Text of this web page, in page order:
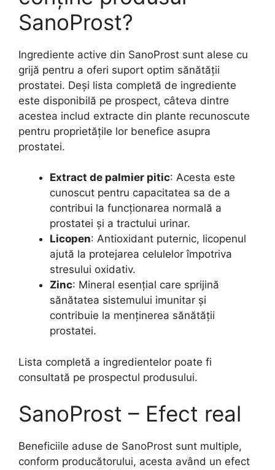
SanoProst?
Ingrediente active din SanoProst sunt alese cu
grijă pentru a oferi suport optim sănătății
prostatei. Deși lista completă de ingrediente
este disponibilă pe prospect, câteva dintre
acestea includ extracte din plante recunoscute
pentru proprietățile lor benefice asupra
prostatei.
Extract de palmier pitic: Acesta este
cunoscut pentru capacitatea sa de a
contribui la funcționarea normală a
prostatei și a tractului urinar.
Licopen: Antioxidant puternic, licopenul
ajută la protejarea celulelor împotriva
stresului oxidativ.
Zinc: Mineral esențial care sprijină
sănătatea sistemului imunitar și
contribuie la menținerea sănătății
prostatei.
Lista completă a ingredientelor poate fi
consultată pe prospectul produsului.
SanoProst – Efect real
Beneficiile aduse de SanoProst sunt multiple,
conform producătorului, acesta având un efect